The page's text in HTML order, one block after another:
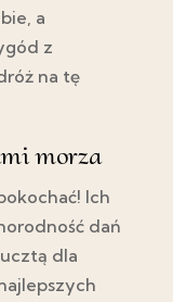
a
z
na tę
morza
Ich
dań
dla